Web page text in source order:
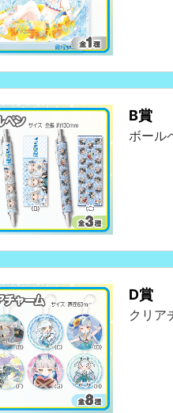
B賞
ボール
D賞
クリア